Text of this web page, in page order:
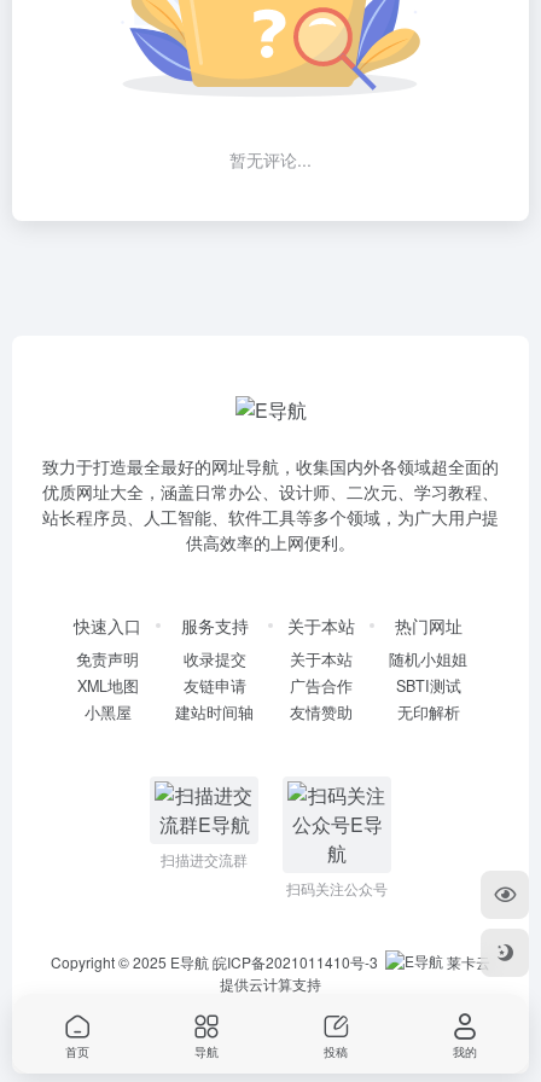
暂无评论...
致力于打造最全最好的网址导航，收集国内外各领域超全面的
优质网址大全，涵盖日常办公、设计师、二次元、学习教程、
站长程序员、人工智能、软件工具等多个领域，为广大用户提
供高效率的上网便利。
快速入口
免责声明
XML地图
小黑屋
服务支持
收录提交
友链申请
建站时间轴
关于本站
关于本站
广告合作
友情赞助
热门网址
随机小姐姐
SBTI测试
无印解析
扫描进交流群
扫码关注公众号
Copyright © 2025 E导航皖ICP备2021011410号-3
莱卡云
提供云计算支持
首页 导航 投稿 我的